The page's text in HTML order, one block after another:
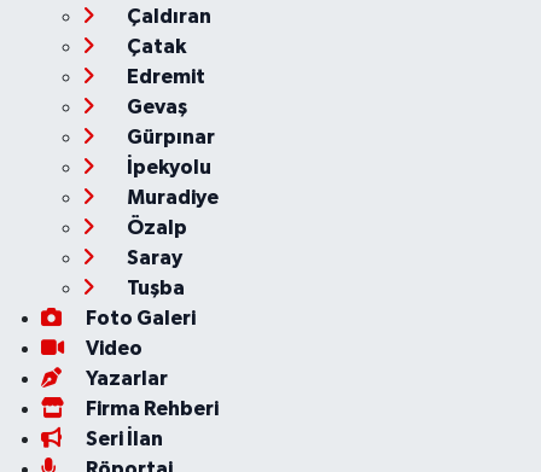
Çaldıran
Çatak
Edremit
Gevaş
Gürpınar
İpekyolu
Muradiye
Özalp
Saray
Tuşba
Foto Galeri
Video
Yazarlar
Firma Rehberi
Seri İlan